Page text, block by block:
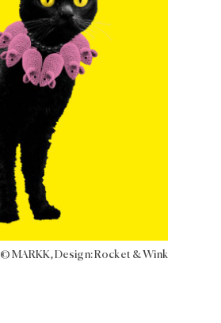
© MARKK, Design: Rocket & Wink